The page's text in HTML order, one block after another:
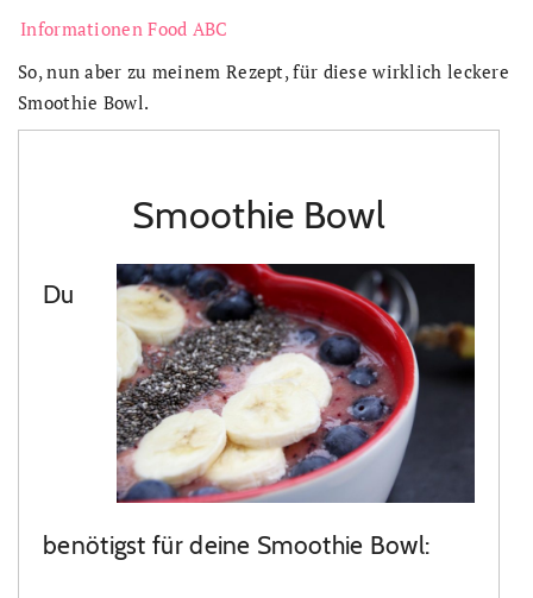
Informationen Food ABC
So, nun aber zu meinem Rezept, für diese wirklich leckere
Smoothie Bowl.
Smoothie Bowl
Du
benötigst für deine Smoothie Bowl: